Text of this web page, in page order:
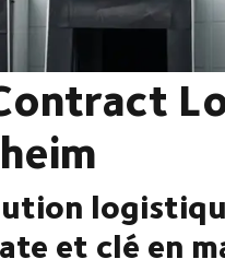
et clé en